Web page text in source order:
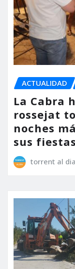
ACTUALIDAD
La Cabra
rossejat
noches
sus fiestas
torrent al dia